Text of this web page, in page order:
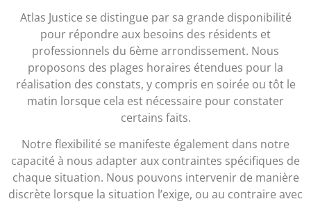
Atlas Justice se distingue par sa grande disponibilité
pour répondre aux besoins des résidents et
professionnels du 6ème arrondissement. Nous
proposons des plages horaires étendues pour la
réalisation des constats, y compris en soirée ou tôt le
matin lorsque cela est nécessaire pour constater
certains faits.
Notre flexibilité se manifeste également dans notre
capacité à nous adapter aux contraintes spécifiques de
chaque situation. Nous pouvons intervenir de manière
discrète lorsque la situation l’exige, ou au contraire avec